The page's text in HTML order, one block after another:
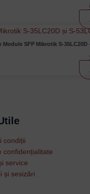
Module SFP Mikrotik S-
condiții
confidențialitate
service
și sesizări